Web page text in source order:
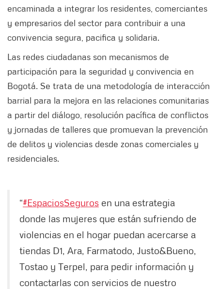
encaminada a integrar los residentes, comerciantes
y empresarios del sector para contribuir a una
convivencia segura, pacifica y solidaria.
Las redes ciudadanas son mecanismos de
participación para la seguridad y convivencia en
Bogotá. Se trata de una metodología de interacción
barrial para la mejora en las relaciones comunitarias
a partir del diálogo, resolución pacífica de conflictos
y jornadas de talleres que promuevan la prevención
de delitos y violencias desde zonas comerciales y
residenciales.
“#EspaciosSeguros en una estrategia
donde las mujeres que están sufriendo de
violencias en el hogar puedan acercarse a
tiendas D1, Ara, Farmatodo, Justo&Bueno,
Tostao y Terpel, para pedir información y
contactarlas con servicios de nuestro